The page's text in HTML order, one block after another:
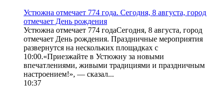
Устюжна отмечает 774 года. Сегодня, 8 августа, город
отмечает День рождения
Устюжна отмечает 774 годаСегодня, 8 августа, город
отмечает День рождения. Праздничные мероприятия
развернутся на нескольких площадках с
10:00.«Приезжайте в Устюжну за новыми
впечатлениями, живыми традициями и праздничным
настроением!», — сказал...
10:37